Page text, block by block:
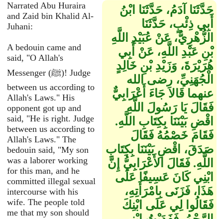
Narrated Abu Huraira
and Zaid bin Khalid Al-
Juhani:
A bedouin came and
said, "O Allah's
Messenger (ﷺ)! Judge
between us according to
Allah's Laws." His
opponent got up and
said, "He is right. Judge
between us according to
Allah's Laws." The
bedouin said, "My son
was a laborer working
for this man, and he
committed illegal sexual
intercourse with his
wife. The people told
me that my son should
حَدَّثَنَا آدَمُ، حَدَّثَنَا ابْنُ
أَبِي ذِئْبٍ، حَدَّثَنَا
الزُّهْرِيُّ، عَنْ عُبَيْدِ اللَّهِ
بْنِ عَبْدِ اللَّهِ، عَنْ أَبِي
هُرَيْرَةَ، وَزَيْدِ بْنِ خَالِدٍ
الْجُهَنِيِّ، رضى الله
عنهما قَالاَ جَاءَ أَعْرَابِيٌّ
فَقَالَ يَا رَسُولَ اللَّهِ
اقْضِ بَيْنَنَا بِكِتَابِ اللَّهِ‏.‏
فَقَامَ خَصْمُهُ فَقَالَ
صَدَقَ، اقْضِ بَيْنَنَا بِكِتَابِ
اللَّهِ‏.‏ فَقَالَ الأَعْرَابِيُّ إِنَّ
ابْنِي كَانَ عَسِيفًا عَلَى
هَذَا، فَزَنَى بِامْرَأَتِهِ،
فَقَالُوا لِي عَلَى ابْنِكَ